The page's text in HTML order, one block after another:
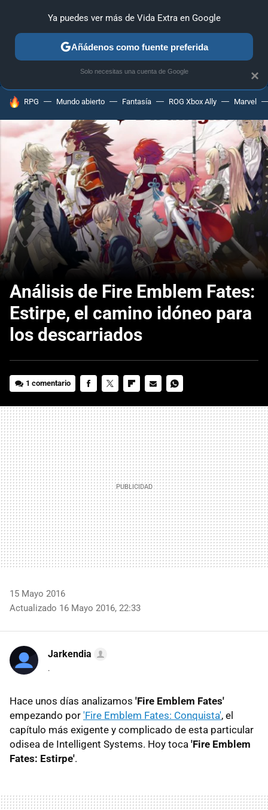
ANÁLISIS GUÍAS Y TRUCOS PC SONY NINTENDO
HOY SE HABLA DE
RPG Mundo abierto Fantasía ROG Xbox Ally Marvel
Análisis de Fire Emblem Fates:
Estirpe, el camino idóneo para
los descarriados
1 comentario
MAIL
15 Mayo 2016
Actualizado 16 Mayo 2016, 22:33
Jarkendia
.
Hace unos días analizamos 'Fire Emblem Fates'
empezando por 'Fire Emblem Fates: Conquista', el
capítulo más exigente y complicado de esta particular
odisea de Intelligent Systems. Hoy toca 'Fire Emblem
Fates: Estirpe'.
×
Ya puedes ver más de Vida Extra en Google
Añádenos como fuente preferida
Solo necesitas una cuenta de Google